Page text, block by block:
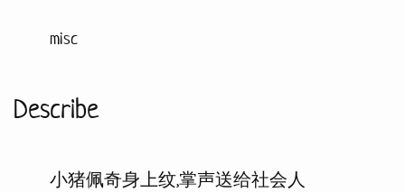
misc
Describe
小猪佩奇身上纹,掌声送给社会人